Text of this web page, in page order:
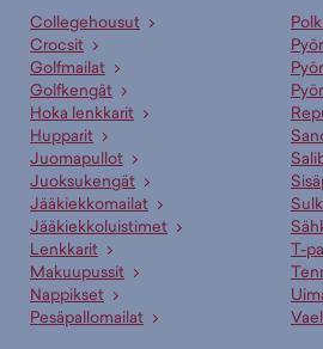
Collegehousut
Crocsit
Golfmailat
Golfkengät
Hoka lenkkarit
Hupparit
Juomapullot
Juoksukengät
Jääkiekkomailat
Jääkiekkoluistimet
Lenkkarit
Makuupussit
Nappikset
Pesäpallomailat
T-